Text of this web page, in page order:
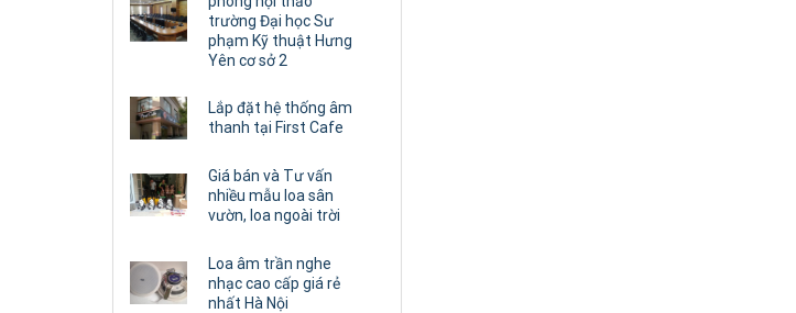
trường Đại học Sư
phạm Kỹ thuật Hưng
Yên cơ sở 2
Lắp đặt hệ thống âm
thanh tại First Cafe
Giá bán và Tư vấn
nhiều mẫu loa sân
vườn, loa ngoài trời
Loa âm trần nghe
nhạc cao cấp giá rẻ
nhất Hà Nội